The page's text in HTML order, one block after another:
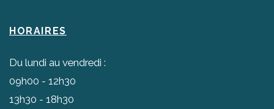
HORAIRES
Du lundi au vendredi :
09h00 - 12h30
13h30 - 18h30